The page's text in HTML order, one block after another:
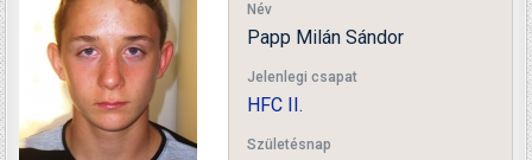
Név
Papp Milán Sándor
Jelenlegi csapat
HFC II.
Születésnap